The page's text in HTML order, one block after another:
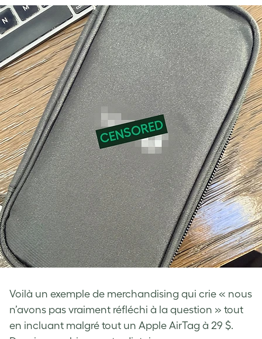
Voilà un exemple de merchandising qui crie « nous
n’avons pas vraiment réfléchi à la question » tout
en incluant malgré tout un Apple AirTag à 29 $.